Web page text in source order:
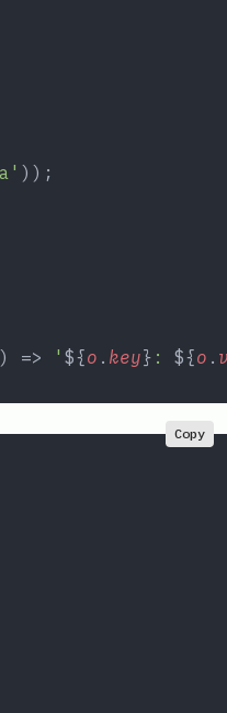
));
=> ' ${o . key} : ${o .
Copy